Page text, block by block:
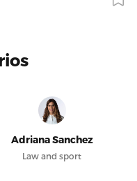
Adriana Sanchez
Law and sport